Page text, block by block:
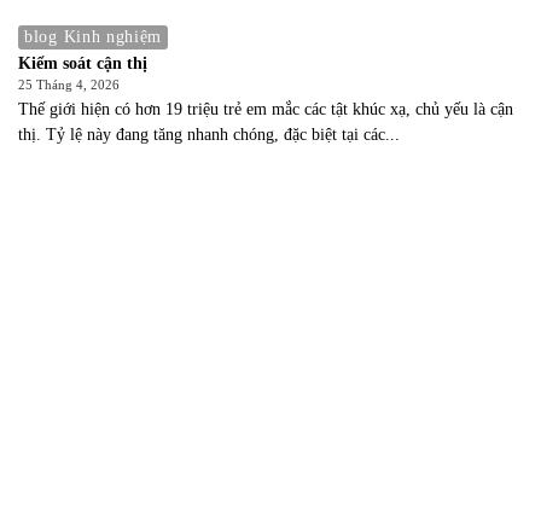
blog Kinh nghiệm
Kiểm soát cận thị
25 Tháng 4, 2026
Thế giới hiện có hơn 19 triệu trẻ em mắc các tật khúc xạ, chủ yếu là cận
thị. Tỷ lệ này đang tăng nhanh chóng, đặc biệt tại các...